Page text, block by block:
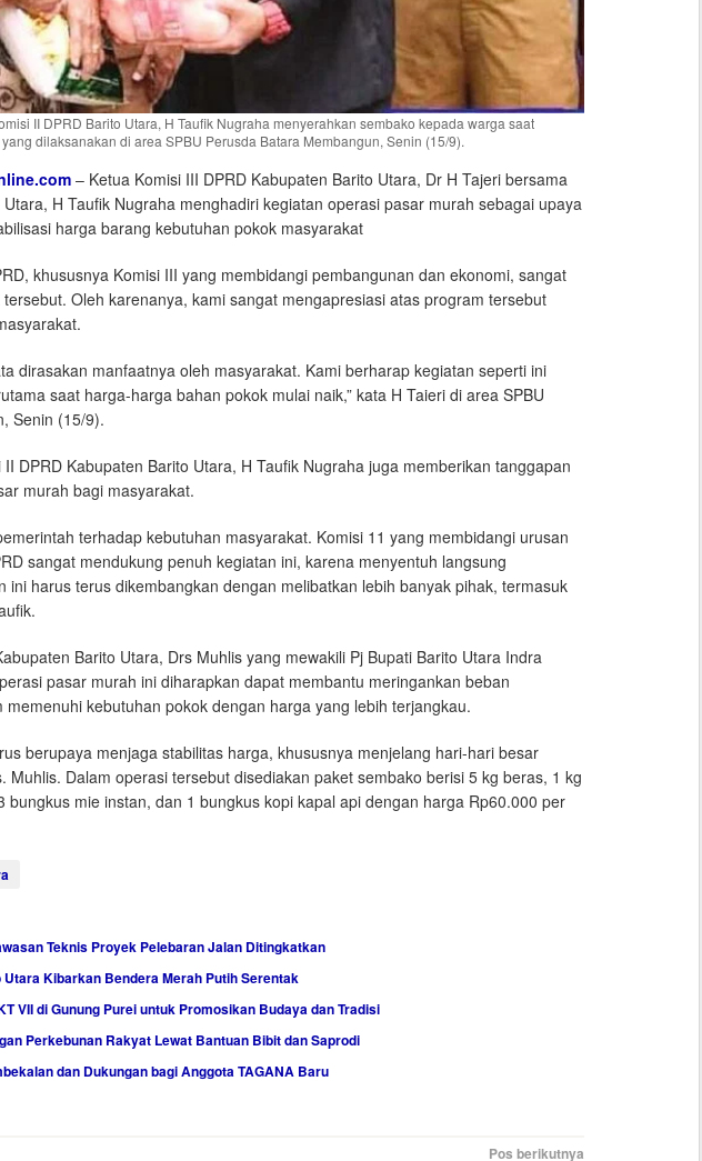
II DPRD Barito Utara, H Taufik Nugraha menyerahkan sembako kepada warga saat
dilaksanakan di area SPBU Perusda Batara Membangun, Senin (15/9).
– Ketua Komisi III DPRD Kabupaten Barito Utara, Dr H Tajeri bersama
H Taufik Nugraha menghadiri kegiatan operasi pasar murah sebagai upaya
harga barang kebutuhan pokok masyarakat
khususnya Komisi III yang membidangi pembangunan dan ekonomi, sangat
Oleh karenanya, kami sangat mengapresiasi atas program tersebut
dirasakan manfaatnya oleh masyarakat. Kami berharap kegiatan seperti ini
saat harga-harga bahan pokok mulai naik,” kata H Taieri di area SPBU
Senin (15/9).
DPRD Kabupaten Barito Utara, H Taufik Nugraha juga memberikan tanggapan
murah bagi masyarakat.
terhadap kebutuhan masyarakat. Komisi 11 yang membidangi urusan
sangat mendukung penuh kegiatan ini, karena menyentuh langsung
ini harus terus dikembangkan dengan melibatkan lebih banyak pihak, termasuk
Barito Utara, Drs Muhlis yang mewakili Pj Bupati Barito Utara Indra
pasar murah ini diharapkan dapat membantu meringankan beban
kebutuhan pokok dengan harga yang lebih terjangkau.
berupaya menjaga stabilitas harga, khususnya menjelang hari-hari besar
Muhlis. Dalam operasi tersebut disediakan paket sembako berisi 5 kg beras, 1 kg
bungkus mie instan, dan 1 bungkus kopi kapal api dengan harga Rp60.000 per
Teknis Proyek Pelebaran Jalan Ditingkatkan
Kibarkan Bendera Merah Putih Serentak
VII di Gunung Purei untuk Promosikan Budaya dan Tradisi
Perkebunan Rakyat Lewat Bantuan Bibit dan Saprodi
dan Dukungan bagi Anggota TAGANA Baru
Pos berikutnya